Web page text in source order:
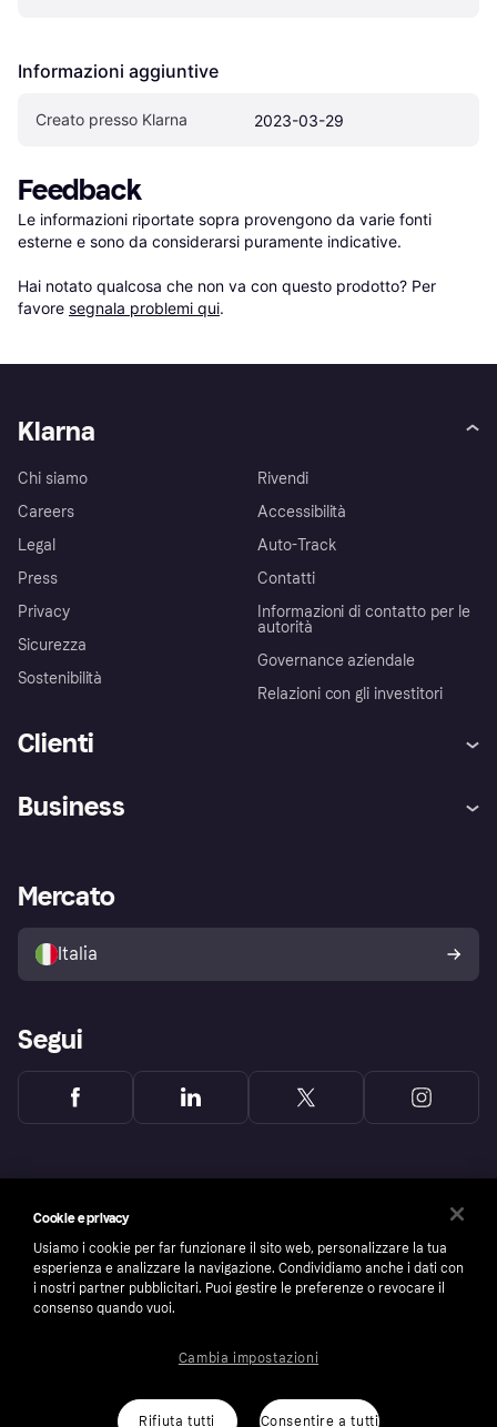
Informazioni aggiuntive
Creato presso Klarna 2023-03-29
Feedback
Le informazioni riportate sopra provengono da varie fonti
esterne e sono da considerarsi puramente indicative.
Hai notato qualcosa che non va con questo prodotto? Per
favore segnala problemi qui.
Klarna
Chi siamo
Careers
Legal
Press
Privacy
Sicurezza
Sostenibilità
Rivendi
Accessibilità
Auto-Track
Contatti
Informazioni di contatto per le
autorità
Governance aziendale
Relazioni con gli investitori
Clienti
Esplora i negozi
Politica di protezione
dell'acquirente Klarna
Business
Accesso aziende
Mercato
Italia
Segui
number: 556737-0431
Cookie e privacy
Usiamo i cookie per far funzionare il sito web, personalizzare la tua
esperienza e analizzare la navigazione. Condividiamo anche i dati con
i nostri partner pubblicitari. Puoi gestire le preferenze o revocare il
consenso quando vuoi.
Rifiuta tutti Consentire a tutti
Cambia impostazioni